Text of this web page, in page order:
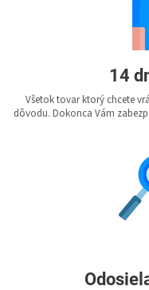
14
Všetok tovar ktorý chcete
dôvodu. Dokonca Vám